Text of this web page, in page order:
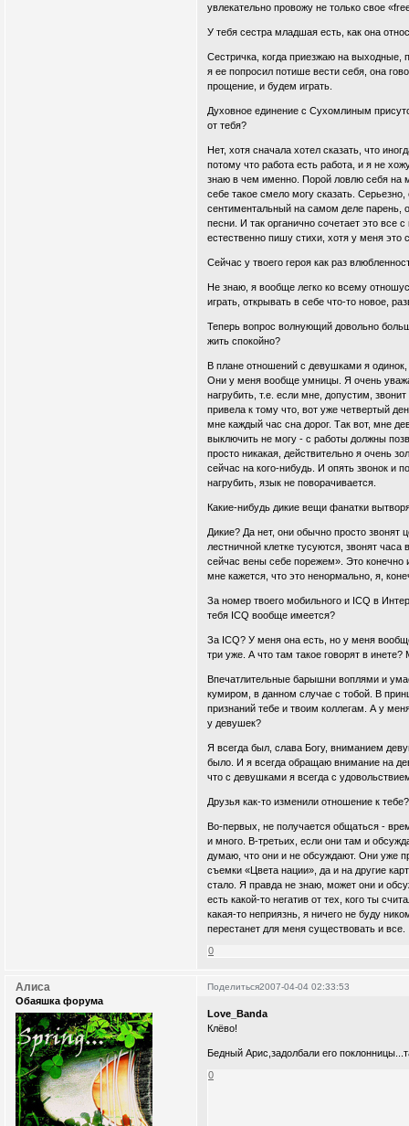
увлекательно провожу не только свое
У тебя сестра младшая есть, как она
Сестричка, когда приезжаю на выходные,
я ее попросил потише вести себя, она
прощение, и будем играть.
Духовное единение с Сухомлиным
от тебя?
Нет, хотя сначала хотел сказать, что
потому что работа есть работа, и я не
знаю в чем именно. Порой ловлю себя на
себе такое смело могу сказать.
сентиментальный на самом деле парень,
песни. И так органично сочетает это все
естественно пишу стихи, хотя у меня это
Сейчас у твоего героя как раз
Не знаю, я вообще легко ко всему
играть, открывать в себе что-то новое,
Теперь вопрос волнующий довольно
жить спокойно?
В плане отношений с девушками я
Они у меня вообще умницы. Я очень
нагрубить, т.е. если мне, допустим,
привела к тому что, вот уже четвертый
мне каждый час сна дорог. Так вот, мне
выключить не могу - с работы должны
просто никакая, действительно я очень
сейчас на кого-нибудь. И опять звонок и
нагрубить, язык не поворачивается.
Какие-нибудь дикие вещи фанатки
Дикие? Да нет, они обычно просто
лестничной клетке тусуются, звонят
сейчас вены себе порежем». Это
мне кажется, что это ненормально, я,
За номер твоего мобильного и ICQ в
тебя ICQ вообще имеется?
За ICQ? У меня она есть, но у меня
три уже. А что там такое говорят в
Впечатлительные барышни воплями и
кумиром, в данном случае с тобой. В
признаний тебе и твоим коллегам. А у
у девушек?
Я всегда был, слава Богу, вниманием
было. И я всегда обращаю внимание на
что с девушками я всегда с
Друзья как-то изменили отношение к тебе?
Во-первых, не получается общаться -
и много. В-третьих, если они там и
думаю, что они и не обсуждают. Они уже
съемки «Цвета нации», да и на другие
стало. Я правда не знаю, может они и
есть какой-то негатив от тех, кого ты
какая-то неприязнь, я ничего не буду
перестанет для меня существовать и все.
0
Поделиться2007-04-04 02:33:53
Алиса
Обаяшка форума
Love_Banda
Клёво!
Бедный Арис,задолбали его
0